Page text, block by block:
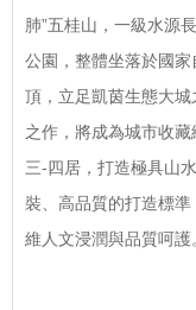
肺”五桂山，一級水源
公園，整體坐落於國
頂，立足凱茵生態大
之作，將成為城市收
三-四居，打造極具山
裝、高品質的打造標
維人文浸潤與品質呵護